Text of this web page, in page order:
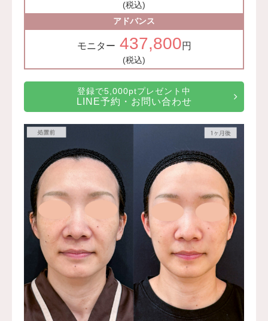
(税込)
アドバンス
モニター 437,800円
(税込)
登録で5,000ptプレゼント中
LINE予約・お問い合わせ